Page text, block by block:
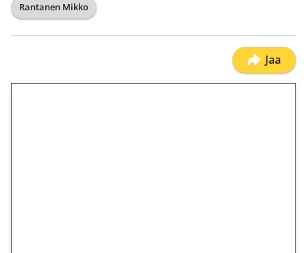
Rantanen Mikko
Jaa